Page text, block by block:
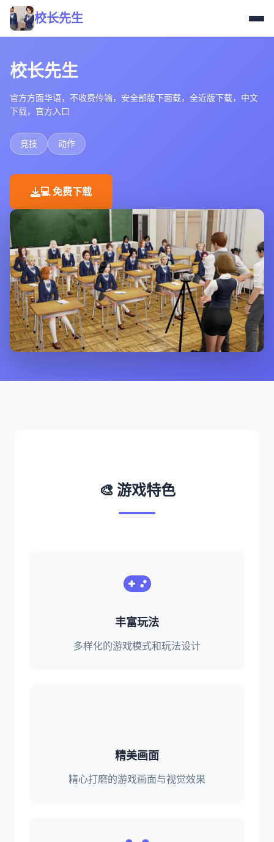
校长先生
校长先生
官方方面华语，不收费传输，安全部版下面载，全近版下载，中文
下载，官方入口
竞技 动作
💻 免费下载
🎨 游戏特色
丰富玩法
多样化的游戏模式和玩法设计
精美画面
精心打磨的游戏画面与视觉效果